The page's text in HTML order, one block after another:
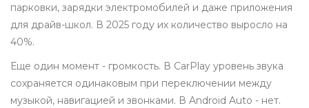
парковки, зарядки электромобилей и даже приложения
для драйв-школ. В 2025 году их количество выросло на
40%.
Еще один момент - громкость. В CarPlay уровень звука
сохраняется одинаковым при переключении между
музыкой, навигацией и звонками. В Android Auto - нет.